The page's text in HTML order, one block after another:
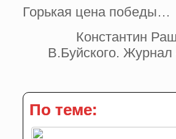
Горькая цена победы…
Константин
В.Буйского.
По теме: